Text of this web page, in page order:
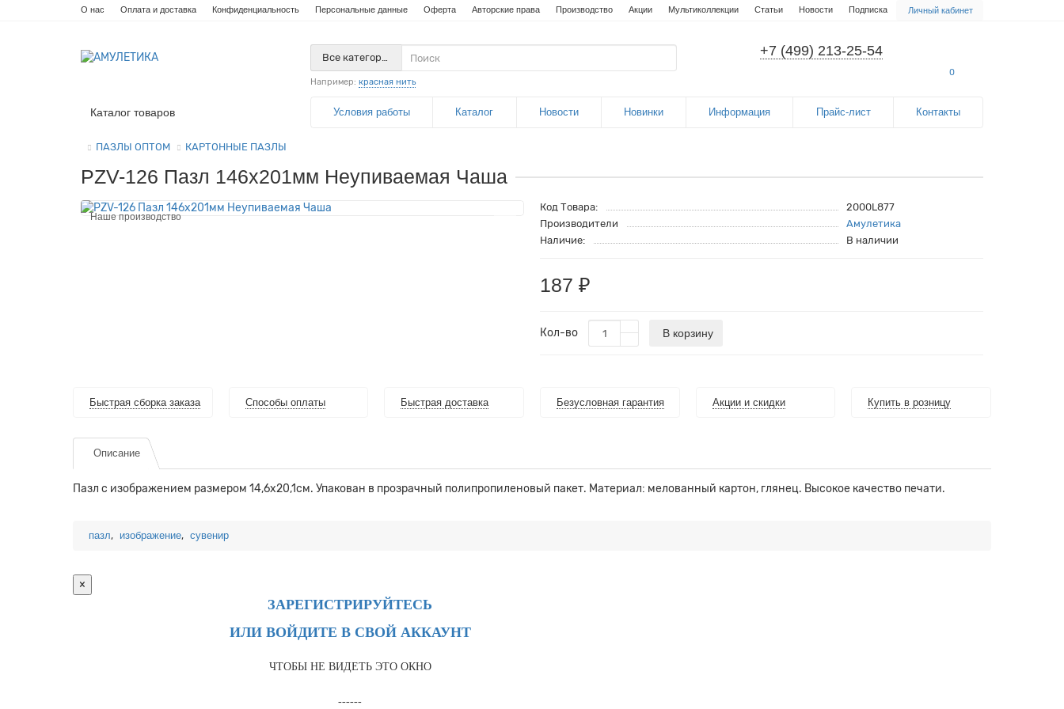
Личный кабинет
О нас Оплата и доставка Конфиденциальность Персональные данные Оферта Авторские права Производство Акции Мультиколлекции Статьи Новости Подписка
+7 (499) 213-25-54
0
Все категории
Например: красная нить
Каталог товаров Условия работы Каталог Новости Новинки Информация Прайс-лист Контакты
ПАЗЛЫ ОПТОМ КАРТОННЫЕ ПАЗЛЫ
PZV-126 Пазл 146х201мм Неупиваемая Чаша
Наше производство
Код Товара:
2000L877
Производители
Амулетика
Наличие:
В наличии
187 ₽
Кол-во В корзину
Быстрая сборка заказа Способы оплаты Быстрая доставка Безусловная гарантия Акции и скидки Купить в розницу
Описание
Пазл с изображением размером 14,6х20,1см. Упакован в прозрачный полипропиленовый пакет. Материал: мелованный картон, глянец. Высокое качество печати.
пазл, изображение, сувенир
×
ЗАРЕГИСТРИРУЙТЕСЬ
ИЛИ ВОЙДИТЕ В СВОЙ АККАУНТ
ЧТОБЫ НЕ ВИДЕТЬ ЭТО ОКНО
------